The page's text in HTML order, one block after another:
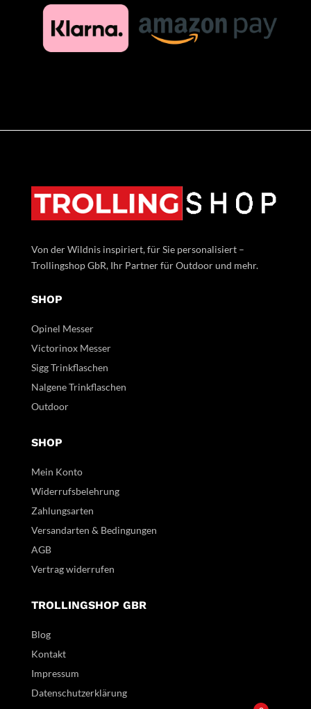
Von der Wildnis inspiriert, für Sie personalisiert –
Trollingshop GbR, Ihr Partner für Outdoor und mehr.
SHOP
Opinel Messer
Victorinox Messer
Sigg Trinkflaschen
Nalgene Trinkflaschen
Outdoor
SHOP
Mein Konto
Widerrufsbelehrung
Zahlungsarten
Versandarten & Bedingungen
AGB
Vertrag widerrufen
TROLLINGSHOP GBR
Blog
Kontakt
Impressum
Datenschutzerklärung